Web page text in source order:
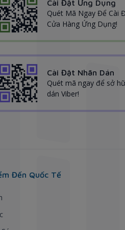
Cài Đặt Ứng Dụng
Quét Mã Ngay Để Cài
Cửa Hàng Ứng Dụng!
Cài Đặt Nhãn Dán
Quét mã ngay để sở
dán Viber!
Đến Quốc Tế